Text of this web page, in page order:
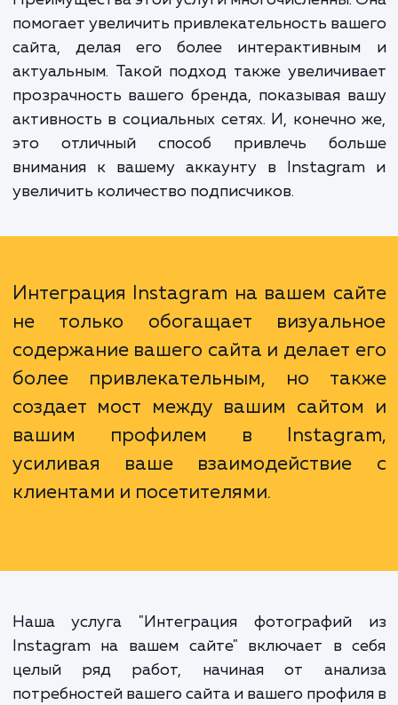
интеграции вашего аккаунта Instagram с
сайтом так, чтобы вы могли легко
своими последними постами и
посетителями вашего сайта.
Преимущества этой услуги многочисленны.
помогает увеличить привлекательность
сайта, делая его более
это отличный способ привлечь
внимания к вашему аккаунту в
увеличить количество подписчиков.
Интеграция Instagram на вашем
не только обогащает
вашим профилем в
усиливая ваше
клиентами и посетителями.